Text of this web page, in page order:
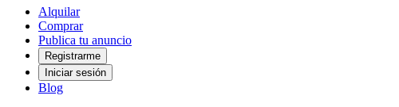
Alquilar
Comprar
Publica tu anuncio
Registrarme
Iniciar sesión
Blog